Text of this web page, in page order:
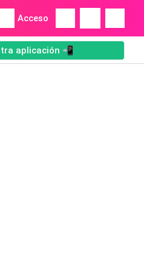
Acceso
aplicación 📲